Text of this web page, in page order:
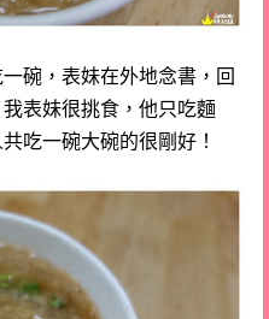
碗， 表妹在外地念書，回
我表妹很挑食，他只吃麵
吃一碗大碗的很剛好！